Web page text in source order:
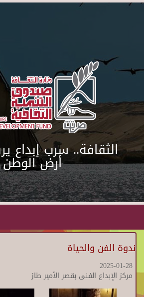
الثقافة.. سرب إبداع
أرض الوطن
ندوة الفن والحياة
2025-01-28
مركز الإبداع الفنى بقصر الأمير طاز